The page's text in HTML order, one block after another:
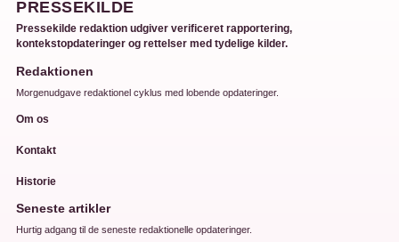
PRESSEKILDE
Pressekilde redaktion udgiver verificeret rapportering,
kontekstopdateringer og rettelser med tydelige kilder.
Redaktionen
Morgenudgave redaktionel cyklus med lobende opdateringer.
Om os
Kontakt
Historie
Seneste artikler
Hurtig adgang til de seneste redaktionelle opdateringer.